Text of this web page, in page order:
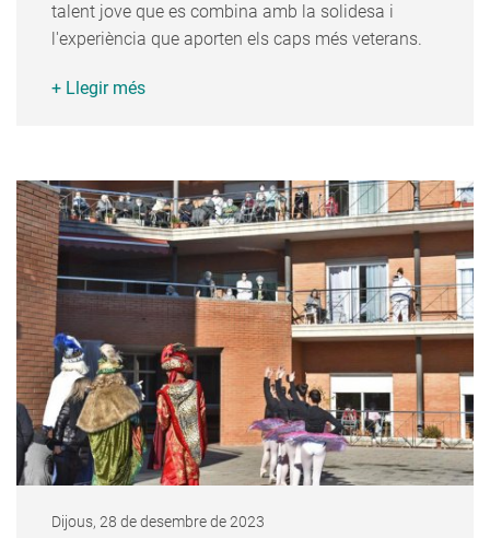
talent jove que es combina amb la solidesa i
l'experiència que aporten els caps més veterans.
+ Llegir més
Dijous, 28 de desembre de 2023